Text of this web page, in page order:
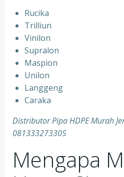
Rucika
Trilliun
Vinilon
Supralon
Maspion
Unilon
Langgeng
Caraka
Distributor Pipa HDPE Murah
081333273305
Mengapa